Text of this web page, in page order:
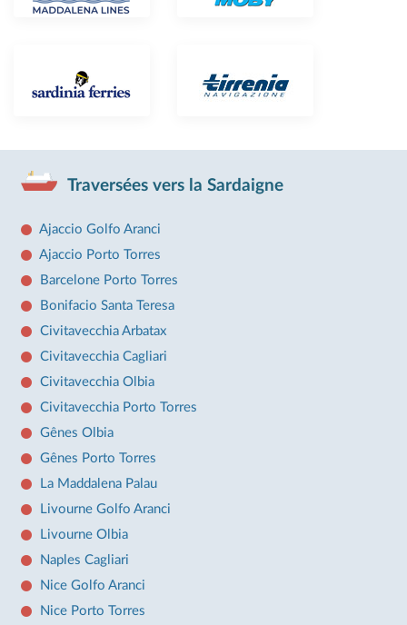
Traversées vers la Sardaigne
Ajaccio Golfo Aranci
Ajaccio Porto Torres
Barcelone Porto Torres
Bonifacio Santa Teresa
Civitavecchia Arbatax
Civitavecchia Cagliari
Civitavecchia Olbia
Civitavecchia Porto Torres
Gênes Olbia
Gênes Porto Torres
La Maddalena Palau
Livourne Golfo Aranci
Livourne Olbia
Naples Cagliari
Nice Golfo Aranci
Nice Porto Torres